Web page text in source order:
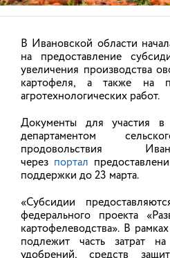
АНОНСЫ
На фестивале
работать ярмарка
продуктов
этом году посвящен
состоится в субботу,
фестиваля активности
ивановских площадках.
В Ивановской области
на предоставление
увеличения производства
картофеля, а также на
агротехнологических работ.
Документы для участия в
департаментом
продовольствия
через портал
поддержки до 23 марта.
«Субсидии
федерального проекта
картофелеводства». В
подлежит часть затрат